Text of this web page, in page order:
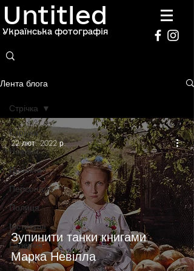
Untitled
Українська фотографія
Лента блога
Стрічка
Новини
Проекти
Персоналії
Полиця
Інституції
Галерея
Стрічка
Зупинити танки книгами
Марка Невілла
22 лют. 2022 р.